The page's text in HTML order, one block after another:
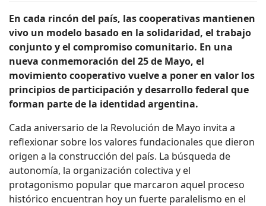
En cada rincón del país, las cooperativas mantienen
vivo un modelo basado en la solidaridad, el trabajo
conjunto y el compromiso comunitario. En una
nueva conmemoración del 25 de Mayo, el
movimiento cooperativo vuelve a poner en valor los
principios de participación y desarrollo federal que
forman parte de la identidad argentina.
Cada aniversario de la Revolución de Mayo invita a
reflexionar sobre los valores fundacionales que dieron
origen a la construcción del país. La búsqueda de
autonomía, la organización colectiva y el
protagonismo popular que marcaron aquel proceso
histórico encuentran hoy un fuerte paralelismo en el